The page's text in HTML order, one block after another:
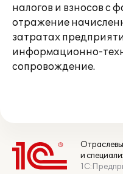
налогов и взносов с
отражение
затратах
информационно-
сопровождение.
и